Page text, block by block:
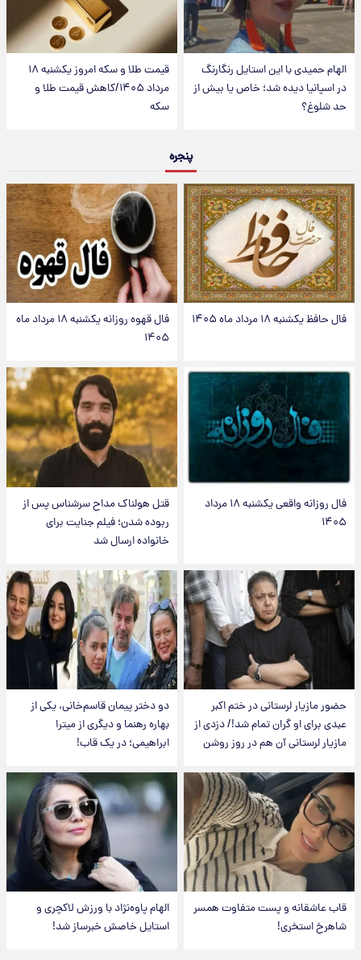
الهام حمیدی با این استایل رنگارنگ
در اسپانیا دیده شد؛ خاص یا بیش از
حد شلوغ؟
قیمت طلا و سکه امروز یکشنبه ۱۸
مرداد ۱۴۰۵/کاهش قیمت طلا و
سکه
پنجره
فال حافظ یکشنبه ۱۸ مرداد ماه ۱۴۰۵
فال قهوه روزانه یکشنبه ۱۸ مرداد ماه
۱۴۰۵
فال روزانه واقعی یکشنبه ۱۸ مرداد
۱۴۰۵
قتل هولناک مداح سرشناس پس از
ربوده شدن؛ فیلم جنایت برای
خانواده ارسال شد
حضور مازیار لرستانی در ختم اکبر
عبدی برای او گران تمام شد!/ دزدی از
مازیار لرستانی آن هم در روز روشن
دو دختر پیمان قاسم‌خانی، یکی از
بهاره رهنما و دیگری از میترا
ابراهیمی؛ در یک قاب!
قاب عاشقانه و پست متفاوت همسر
شاهرخ استخری!
الهام پاوه‌نژاد با ورزش لاکچری و
استایل خاصش خبرساز شد!